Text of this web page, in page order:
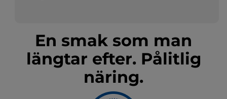
En smak som man
längtar efter. Pålitlig
näring.